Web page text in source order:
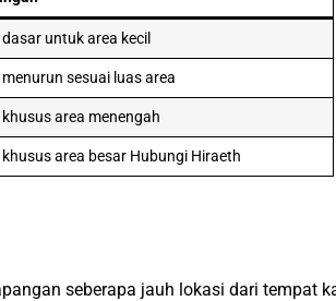
untuk area kecil
sesuai luas area
area menengah
area besar Hubungi Hiraeth
seberapa jauh lokasi dari tempat